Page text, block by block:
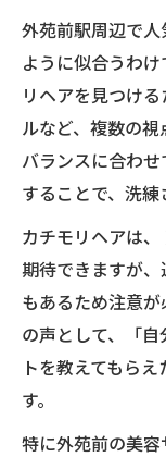
外苑前駅周辺で
ように似合うわ
リヘアを見つけ
ルなど、複数の
バランスに合わ
することで、洗練
カチモリヘアは
期待できますが
もあるため注意
の声として、「
トを教えてもら
す。
特に外苑前の美